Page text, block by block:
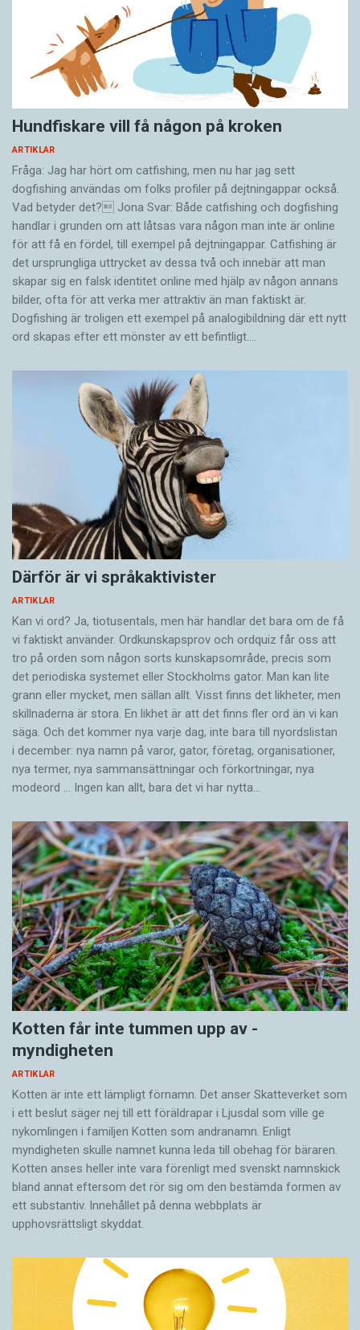
Hundfiskare vill få någon på kroken
ARTIKLAR
Fråga: Jag har hört om catfishing, men nu har jag sett
dogfishing användas om folks profiler på dejtningappar också.
Vad betyder det? Jona Svar: Både catfishing och dogfishing
handlar i grunden om att låtsas vara någon man inte är online
för att få en fördel, till exempel på dejtningappar. Catfishing är
det ursprungliga uttrycket av dessa två och innebär att man
skapar sig en falsk identitet online med hjälp av någon annans
bilder, ofta för att verka mer attraktiv än man faktiskt är.
Dogfishing är troligen ett exempel på analogibildning där ett nytt
ord skapas efter ett mönster av ett befintligt.…
Därför är vi språkaktivister
ARTIKLAR
Kan vi ord? Ja, tiotusentals, men här handlar det bara om de få
vi faktiskt använder. Ordkunskapsprov och ordquiz får oss att
tro på orden som någon sorts kunskapsområde, precis som
det periodiska systemet eller Stockholms gator. Man kan lite
grann eller mycket, men sällan allt. Visst finns det likheter, men
skillnaderna är stora. En likhet är att det finns fler ord än vi kan
säga. Och det kommer nya varje dag, inte bara till nyordslistan
i december: nya namn på varor, gator, företag, organisationer,
nya termer, nya samman­sättningar och förkortningar, nya
modeord … Ingen kan allt, bara det vi har nytta…
Kotten får inte tummen upp av ­
myndigheten
ARTIKLAR
Kotten är inte ett lämpligt förnamn. Det anser Skatte­verket som
i ett beslut säger nej till ett föräldra­par i Ljusdal som ville ge
nykomlingen i familjen Kotten som andranamn. Enligt
myndigheten skulle namnet kunna leda till obehag för bäraren.
Kotten anses heller inte vara förenligt med svenskt namnskick
bland annat eftersom det rör sig om den bestämda formen av
ett substantiv. Innehållet på denna webbplats är
upphovsrättsligt skyddat.